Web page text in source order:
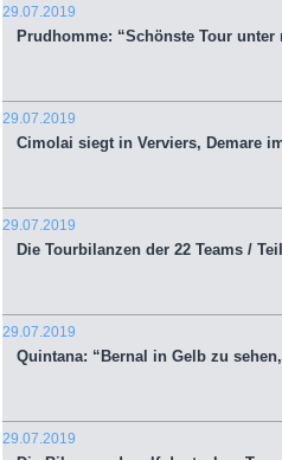
29.07.2019
Prudhomme: “Schönste Tour unter
29.07.2019
Cimolai siegt in Verviers, Demare
29.07.2019
Die Tourbilanzen der 22 Teams /
29.07.2019
Quintana: “Bernal in Gelb zu
29.07.2019